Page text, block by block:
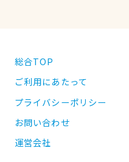
総合TOP
ご利用にあたって
プライバシーポリシー
お問い合わせ
運営会社